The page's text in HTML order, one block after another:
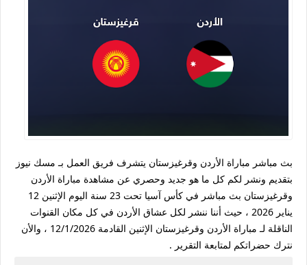
بث مباشر مباراة الأردن وقرغيزستان يتشرف فريق العمل بـ مسك نيوز
بتقديم ونشر لكم كل ما هو جديد وحصري عن مشاهدة مباراة الأردن
وقرغيزستان بث مباشر في كأس آسيا تحت 23 سنة اليوم الإثنين 12
يناير 2026 ، حيث أننا ننشر لكل عشاق الأردن في كل مكان القنوات
الناقلة لـ مباراة الأردن وقرغيزستان الإثنين القادمة 12/1/2026 ، والأن
نترك حضراتكم لمتابعة التقرير .